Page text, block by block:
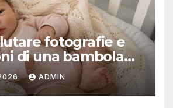
fotografie e
di una bambola
ADMIN